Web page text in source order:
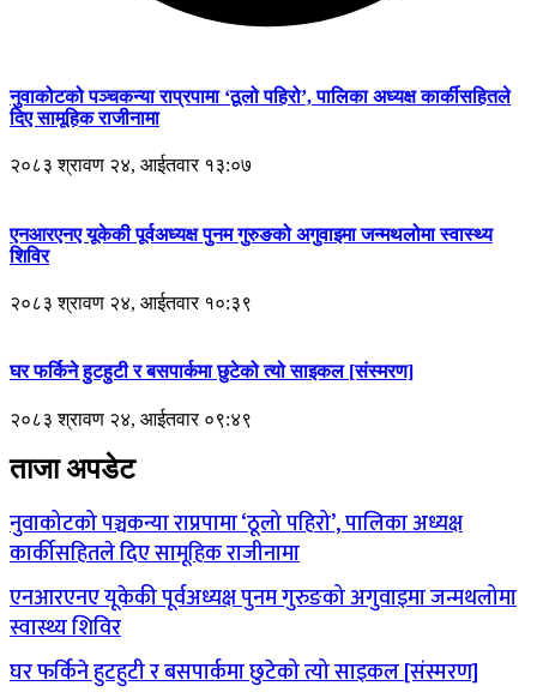
नुवाकोटको पञ्चकन्या राप्रपामा ‘ठूलो पहिरो’, पालिका अध्यक्ष कार्कीसहितले
दिए सामूहिक राजीनामा
२०८३ श्रावण २४, आईतवार १३:०७
एनआरएनए यूकेकी पूर्वअध्यक्ष पुनम गुरुङको अगुवाइमा जन्मथलोमा स्वास्थ्य
शिविर
२०८३ श्रावण २४, आईतवार १०:३९
घर फर्किने हुटहुटी र बसपार्कमा छुटेको त्यो साइकल [संस्मरण]
२०८३ श्रावण २४, आईतवार ०९:४९
ताजा अपडेट
नुवाकोटको पञ्चकन्या राप्रपामा ‘ठूलो पहिरो’, पालिका अध्यक्ष
कार्कीसहितले दिए सामूहिक राजीनामा
एनआरएनए यूकेकी पूर्वअध्यक्ष पुनम गुरुङको अगुवाइमा जन्मथलोमा
स्वास्थ्य शिविर
घर फर्किने हुटहुटी र बसपार्कमा छुटेको त्यो साइकल [संस्मरण]